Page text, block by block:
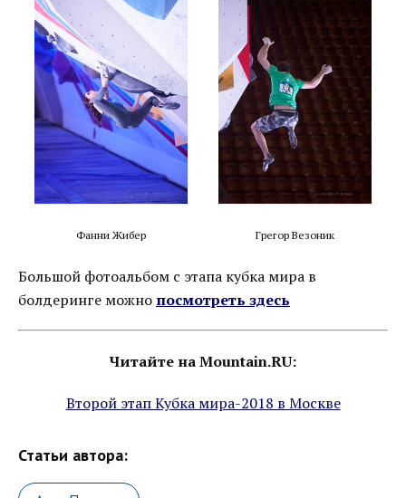
Фанни Жибер Грегор Везоник
Большой фотоальбом с этапа кубка мира в
болдеринге можно посмотреть здесь
Читайте на Mountain.RU:
Второй этап Кубка мира-2018 в Москве
Статьи автора: